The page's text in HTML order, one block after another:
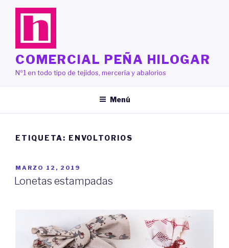
Saltar
COMERCIAL PEÑA HILOGAR
Nº1 en todo tipo de tejidos, mercería y abalorios
Menú
ETIQUETA: ENVOLTORIOS
PUBLICADO
EL
MARZO 12, 2019
Lonetas estampadas